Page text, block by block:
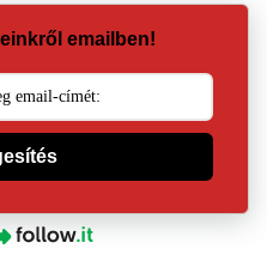
emailben!